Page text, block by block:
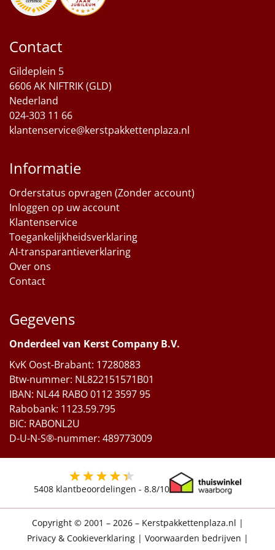
Sinterklaaspakketten
Particulier
Kerstgeschenken 2026
Relatiegeschenken
Cadeaubon
Per stuk
Alle overige
Contact
Gildeplein 5
6606 AK NIFTRIK (GLD)
Nederland
024-303 11 66
klantenservice@kerstpakkettenplaza.nl
Informatie
Orderstatus opvragen (Zonder account)
Inloggen op uw account
Klantenservice
Toegankelijkheidsverklaring
AI-transparantieverklaring
Over ons
Contact
Gegevens
Onderdeel van Kerst Company B.V.
KvK Oost-Brabant: 17280883
Btw-nummer: NL822151571B01
IBAN: NL44 RABO 0112 3597 95
Rabobank: 1123.59.795
BIC: RABONL2U
D-U-N-S®-nummer: 489773009
5408 klantbeoordelingen - 8.8/10
Copyright © 2001 – 2026 – Kerstpakkettenplaza.nl |
Privacy & Cookieverklaring| Voorwaarden bedrijven |